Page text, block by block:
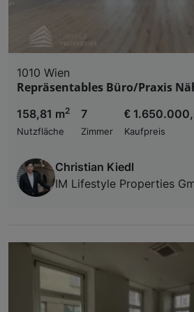
1010 Wien
Repräsentables Büro/Praxis
158,81 m2
Nutzfläche
7
Zimmer
€
Kaufpreis
Christian Kiedl
IM Lifestyle Properties